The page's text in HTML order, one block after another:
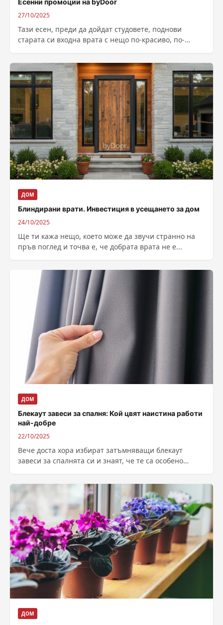
Есенни промоции на byDoor
27/10/2025
Тази есен, преди да дойдат студовете, поднови
старата си входна врата с нещо по-красиво, по-
ДОМ
Блиндирани врати. Инвестиция в усещането за дом
24/10/2025
Ще ти кажа нещо, което може да звучи странно на
пръв поглед и точва е, че добрата врата не е...
ДОМ
Блекаут завеси за спалня: Кой цвят наистина работи
най-добре
22/10/2025
Вече доста хора избират затъмняващи блекаут
завеси за спалнята си и знаят, че те са особено
ДОМ